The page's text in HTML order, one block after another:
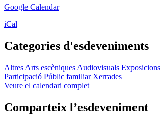
Google Calendar
iCal
Categories d'esdeveniments
Altres Arts escèniques Audiovisuals Exposicions
Participació Públic familiar Xerrades
Veure el calendari complet
Comparteix l’esdeveniment